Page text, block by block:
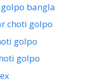
bangla
choti golpo
golpo
golpo